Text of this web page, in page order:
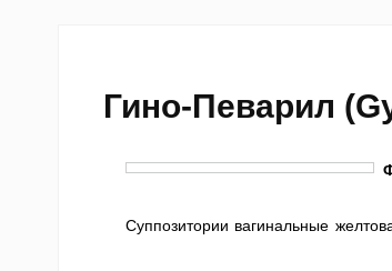
Гино-Певарил
Суппозитории вагинальные